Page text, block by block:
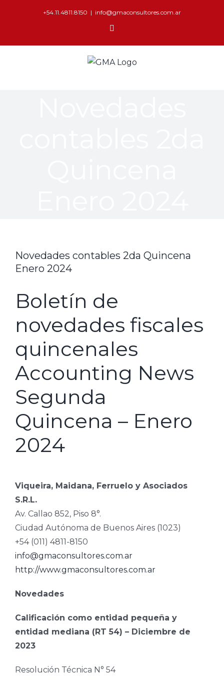
+54.11.4811.8150 | info@gmaconsultores.com.ar
Novedades contables 2da Quincena
Enero 2024
Boletín de
novedades fiscales
quincenales
Accounting News
Segunda
Quincena – Enero
2024
Viqueira, Maidana, Ferruelo y Asociados
S.R.L.
Av. Callao 852, Piso 8°.
Ciudad Autónoma de Buenos Aires (1023)
+54 (011) 4811-8150
info@gmaconsultores.com.ar
http://www.gmaconsultores.com.ar
Novedades
Calificación como entidad pequeña y
entidad mediana (RT 54) – Diciembre de
2023
Resolución Técnica N° 54